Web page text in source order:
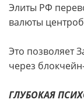
Элиты РФ
валюты
Это позволяет
через
ГЛУБОКАЯ